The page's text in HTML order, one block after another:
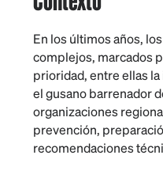
En los últimos años,
complejos, marcados
prioridad, entre ellas
el gusano barrenador
organizaciones
prevención,
recomendaciones